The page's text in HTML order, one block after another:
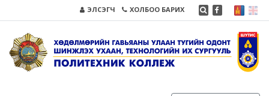
ЭЛСЭГЧ ХОЛБОО БАРИХ